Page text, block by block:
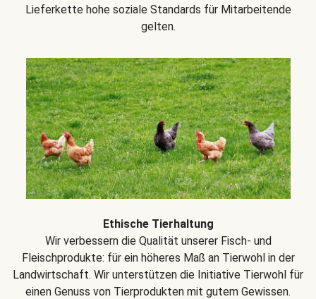
Lieferkette hohe soziale Standards für Mitarbeitende
gelten.
Ethische Tierhaltung
Wir verbessern die Qualität unserer Fisch- und
Fleischprodukte: für ein höheres Maß an Tierwohl in der
Landwirtschaft. Wir unterstützen die Initiative Tierwohl für
einen Genuss von Tierprodukten mit gutem Gewissen.